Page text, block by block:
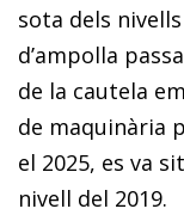
sota dels
d’ampolla
de la cautela
de maquinària
el 2025, es va
nivell del 2019.